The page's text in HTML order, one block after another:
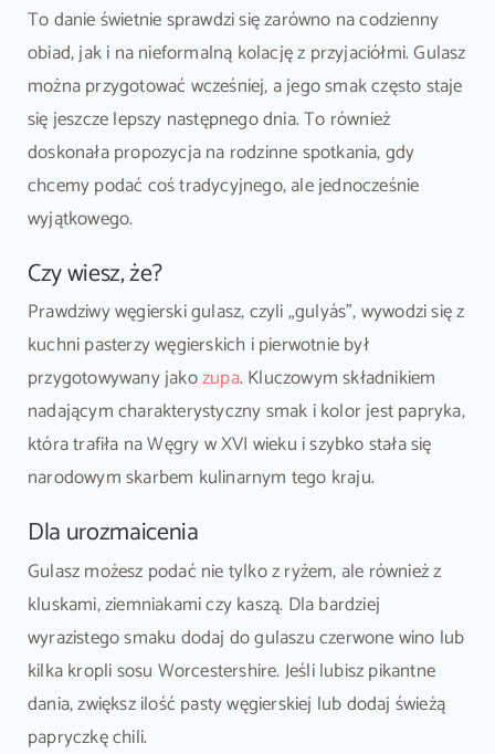
To danie świetnie sprawdzi się zarówno na codzienny
obiad, jak i na nieformalną kolację z przyjaciółmi. Gulasz
można przygotować wcześniej, a jego smak często staje
się jeszcze lepszy następnego dnia. To również
doskonała propozycja na rodzinne spotkania, gdy
chcemy podać coś tradycyjnego, ale jednocześnie
wyjątkowego.
Czy wiesz, że?
Prawdziwy węgierski gulasz, czyli „gulyás”, wywodzi się z
kuchni pasterzy węgierskich i pierwotnie był
przygotowywany jakozupa. Kluczowym składnikiem
nadającym charakterystyczny smak i kolor jest papryka,
która trafiła na Węgry w XVI wieku i szybko stała się
narodowym skarbem kulinarnym tego kraju.
Dla urozmaicenia
Gulasz możesz podać nie tylko z ryżem, ale również z
kluskami, ziemniakami czy kaszą. Dla bardziej
wyrazistego smaku dodaj do gulaszu czerwone wino lub
kilka kropli sosu Worcestershire. Jeśli lubisz pikantne
dania, zwiększ ilość pasty węgierskiej lub dodaj świeżą
papryczkę chili.